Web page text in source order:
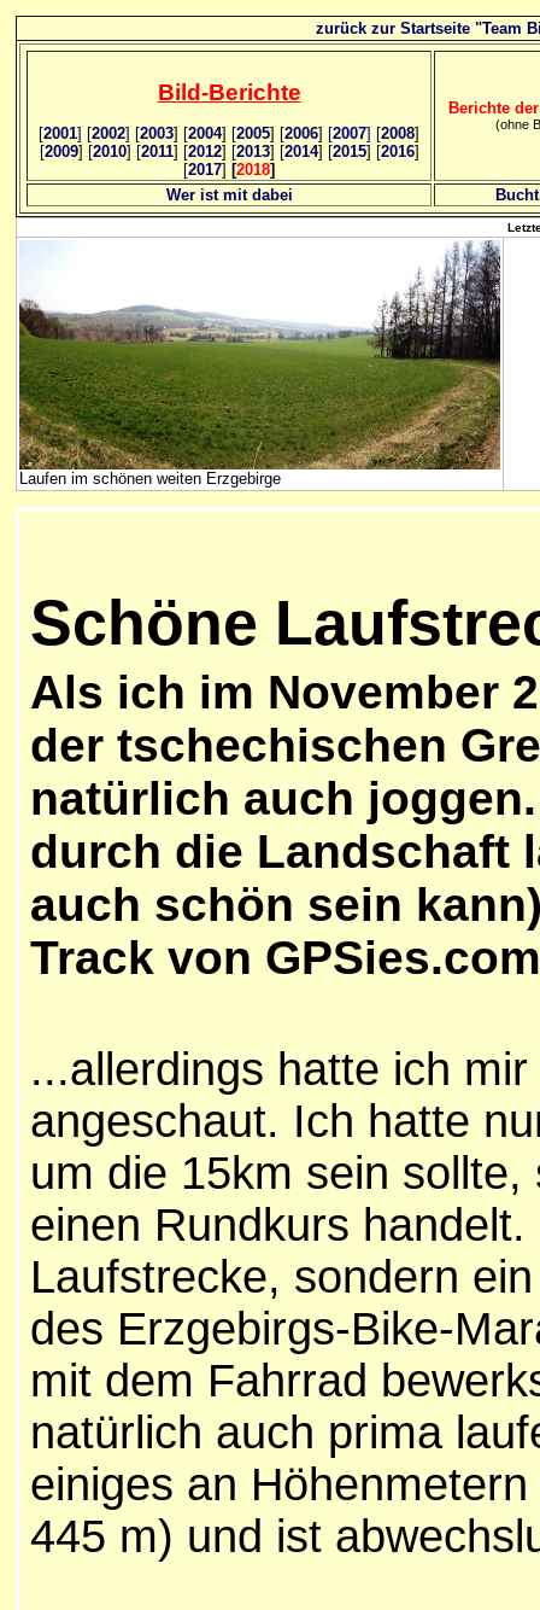
zurück zur Startseite "Team
Bild-Berichte
[2001] [2002] [2003] [2004] [2005] [2006] [2007] [2008]
[2009] [2010] [2011] [2012] [2013] [2014] [2015] [2016]
[2017] [2018]
Berichte
(ohne
Wer ist mit dabei
Laufen im schönen weiten Erzgebirge
Schöne
Als ich im November
der tschechischen
natürlich auch
durch die Landschaft
auch schön sein
Track von
...allerdings hatte ich
angeschaut. Ich hatte
um die 15km sein
einen Rundkurs
Laufstrecke, sondern
des Erzgebirgs-Bike-
mit dem Fahrrad
natürlich auch prima
einiges an
445 m) und ist